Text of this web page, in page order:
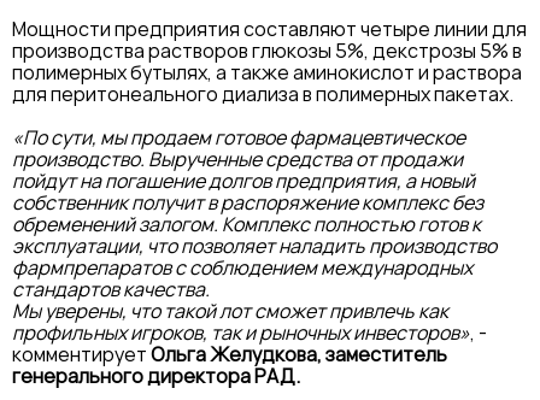
Мощности предприятия составляют четыре линии для
производства растворов глюкозы 5%, декстрозы 5% в
полимерных бутылях, а также аминокислот и раствора
для перитонеального диализа в полимерных пакетах.
«По сути, мы продаем готовое фармацевтическое
производство. Вырученные средства от продажи
пойдут на погашение долгов предприятия, а новый
собственник получит в распоряжение комплекс без
обременений залогом. Комплекс полностью готов к
эксплуатации, что позволяет наладить производство
фармпрепаратов с соблюдением международных
стандартов качества.
Мы уверены, что такой лот сможет привлечь как
профильных игроков, так и рыночных инвесторов», -
комментируетОльга Желудкова, заместитель
генерального директора РАД.